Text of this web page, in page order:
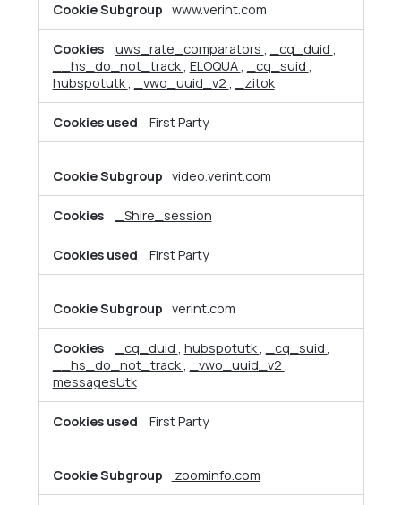
www.verint.com
uws_rate_comparators , _cq_duid ,
__hs_do_not_track, ELOQUA, _cq_suid ,
hubspotutk, _vwo_uuid_v2 , _zitok
First Party
video.verint.com
_Shire_session
First Party
verint.com
_cq_duid , hubspotutk, _cq_suid ,
__hs_do_not_track, _vwo_uuid_v2 ,
messagesUtk
First Party
zoominfo.com